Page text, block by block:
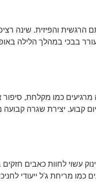
הרגשית והפיזית. שינה
בבכי במהלך הלילה
כמו מקלחת, סיפור
יצירת שגרה קבועה
עשוי לחוות כאבים חזקים
מריחת ג'ל ייעודי